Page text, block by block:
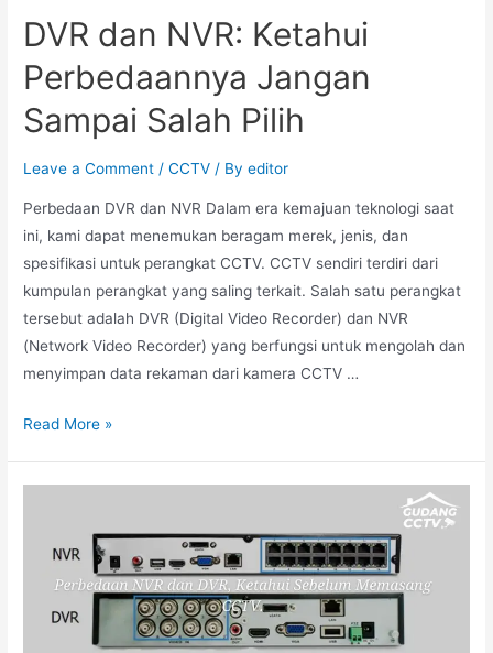
DVR dan NVR: Ketahui
Perbedaannya Jangan
Sampai Salah Pilih
Leave a Comment /CCTV / Byeditor
Perbedaan DVR dan NVR Dalam era kemajuan teknologi saat
ini, kami dapat menemukan beragam merek, jenis, dan
spesifikasi untuk perangkat CCTV. CCTV sendiri terdiri dari
kumpulan perangkat yang saling terkait. Salah satu perangkat
tersebut adalah DVR (Digital Video Recorder) dan NVR
(Network Video Recorder) yang berfungsi untuk mengolah dan
menyimpan data rekaman dari kamera CCTV …
Read More »